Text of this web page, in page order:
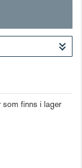
som finns i lager